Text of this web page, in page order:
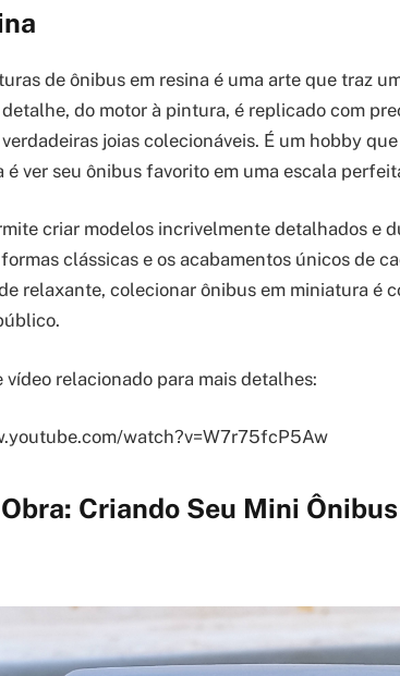
de ônibus em resina é uma arte que traz
detalhe, do motor à pintura, é replicado com
joias colecionáveis. É um hobby
é ver seu ônibus favorito em uma escala
criar modelos incrivelmente detalhados e
clássicas e os acabamentos únicos de
relaxante, colecionar ônibus em miniatura é
vídeo relacionado para mais detalhes:
watch?v=W7r75fcP5Aw
Criando Seu Mini